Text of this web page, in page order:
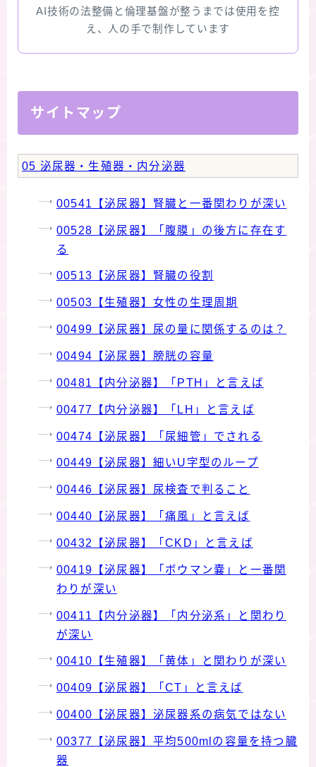
★スペシャルアロマハーブ４択クイズ (kindle出
AI技術の法整備と倫理基盤が整うまでは使用を控
え、人の手で制作しています
サイトマップ
05 泌尿器・生殖器・内分泌器
00541【泌尿器】腎臓と一番関わりが深い
00528【泌尿器】「腹膜」の後方に存在す
る
00513【泌尿器】腎臓の役割
00503【生殖器】女性の生理周期
00499【泌尿器】尿の量に関係するのは？
00494【泌尿器】膀胱の容量
00481【内分泌器】「PTH」と言えば
00477【内分泌器】「LH」と言えば
00474【泌尿器】「尿細管」でされる
00449【泌尿器】細いU字型のループ
00446【泌尿器】尿検査で判ること
00440【泌尿器】「痛風」と言えば
00432【泌尿器】「CKD」と言えば
00419【泌尿器】「ボウマン嚢」と一番関
わりが深い
00411【内分泌器】「内分泌系」と関わり
が深い
00410【生殖器】「黄体」と関わりが深い
00409【泌尿器】「CT」と言えば
00400【泌尿器】泌尿器系の病気ではない
00377【泌尿器】平均500mlの容量を持つ臓
器